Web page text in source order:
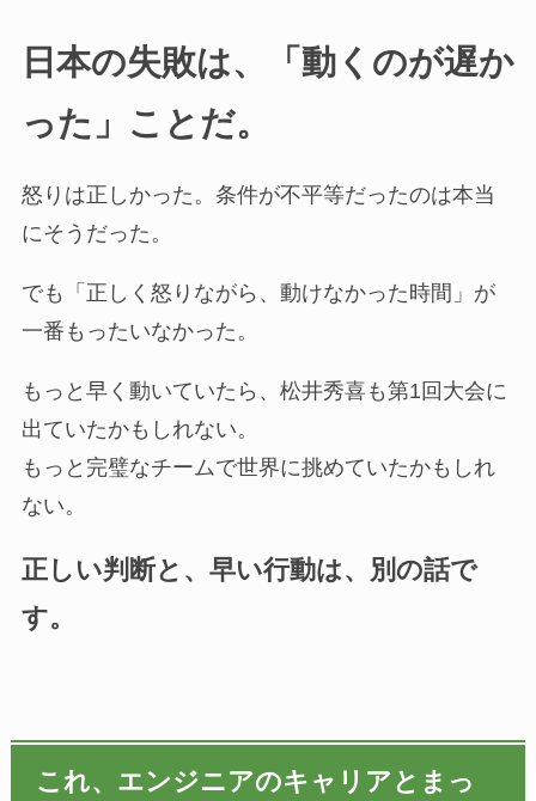
日本の失敗は、「動くのが遅か
った」ことだ。
怒りは正しかった。条件が不平等だったのは本当
にそうだった。
でも「正しく怒りながら、動けなかった時間」が
一番もったいなかった。
もっと早く動いていたら、松井秀喜も第1回大会に
出ていたかもしれない。
もっと完璧なチームで世界に挑めていたかもしれ
ない。
正しい判断と、早い行動は、別の話で
す。
これ、エンジニアのキャリアとまっ